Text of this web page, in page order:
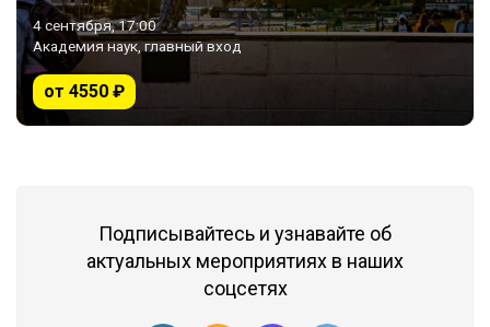
4 сентября, 17:00
Академия наук, главный вход
от 4550 ₽
Подписывайтесь и узнавайте об
актуальных мероприятиях в наших
соцсетях